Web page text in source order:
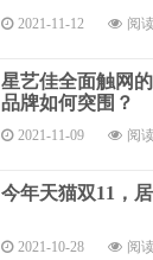
2021-11-12 阅
星艺佳全面触网
品牌如何突围？
2021-11-09 阅
今年天猫双11，
2021-10-28 阅